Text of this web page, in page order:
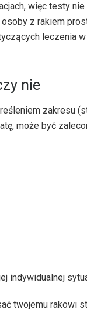
więc testy
z rakiem
leczenia
nie
zakresu
może być
indywidualnej
twojemu rakowi